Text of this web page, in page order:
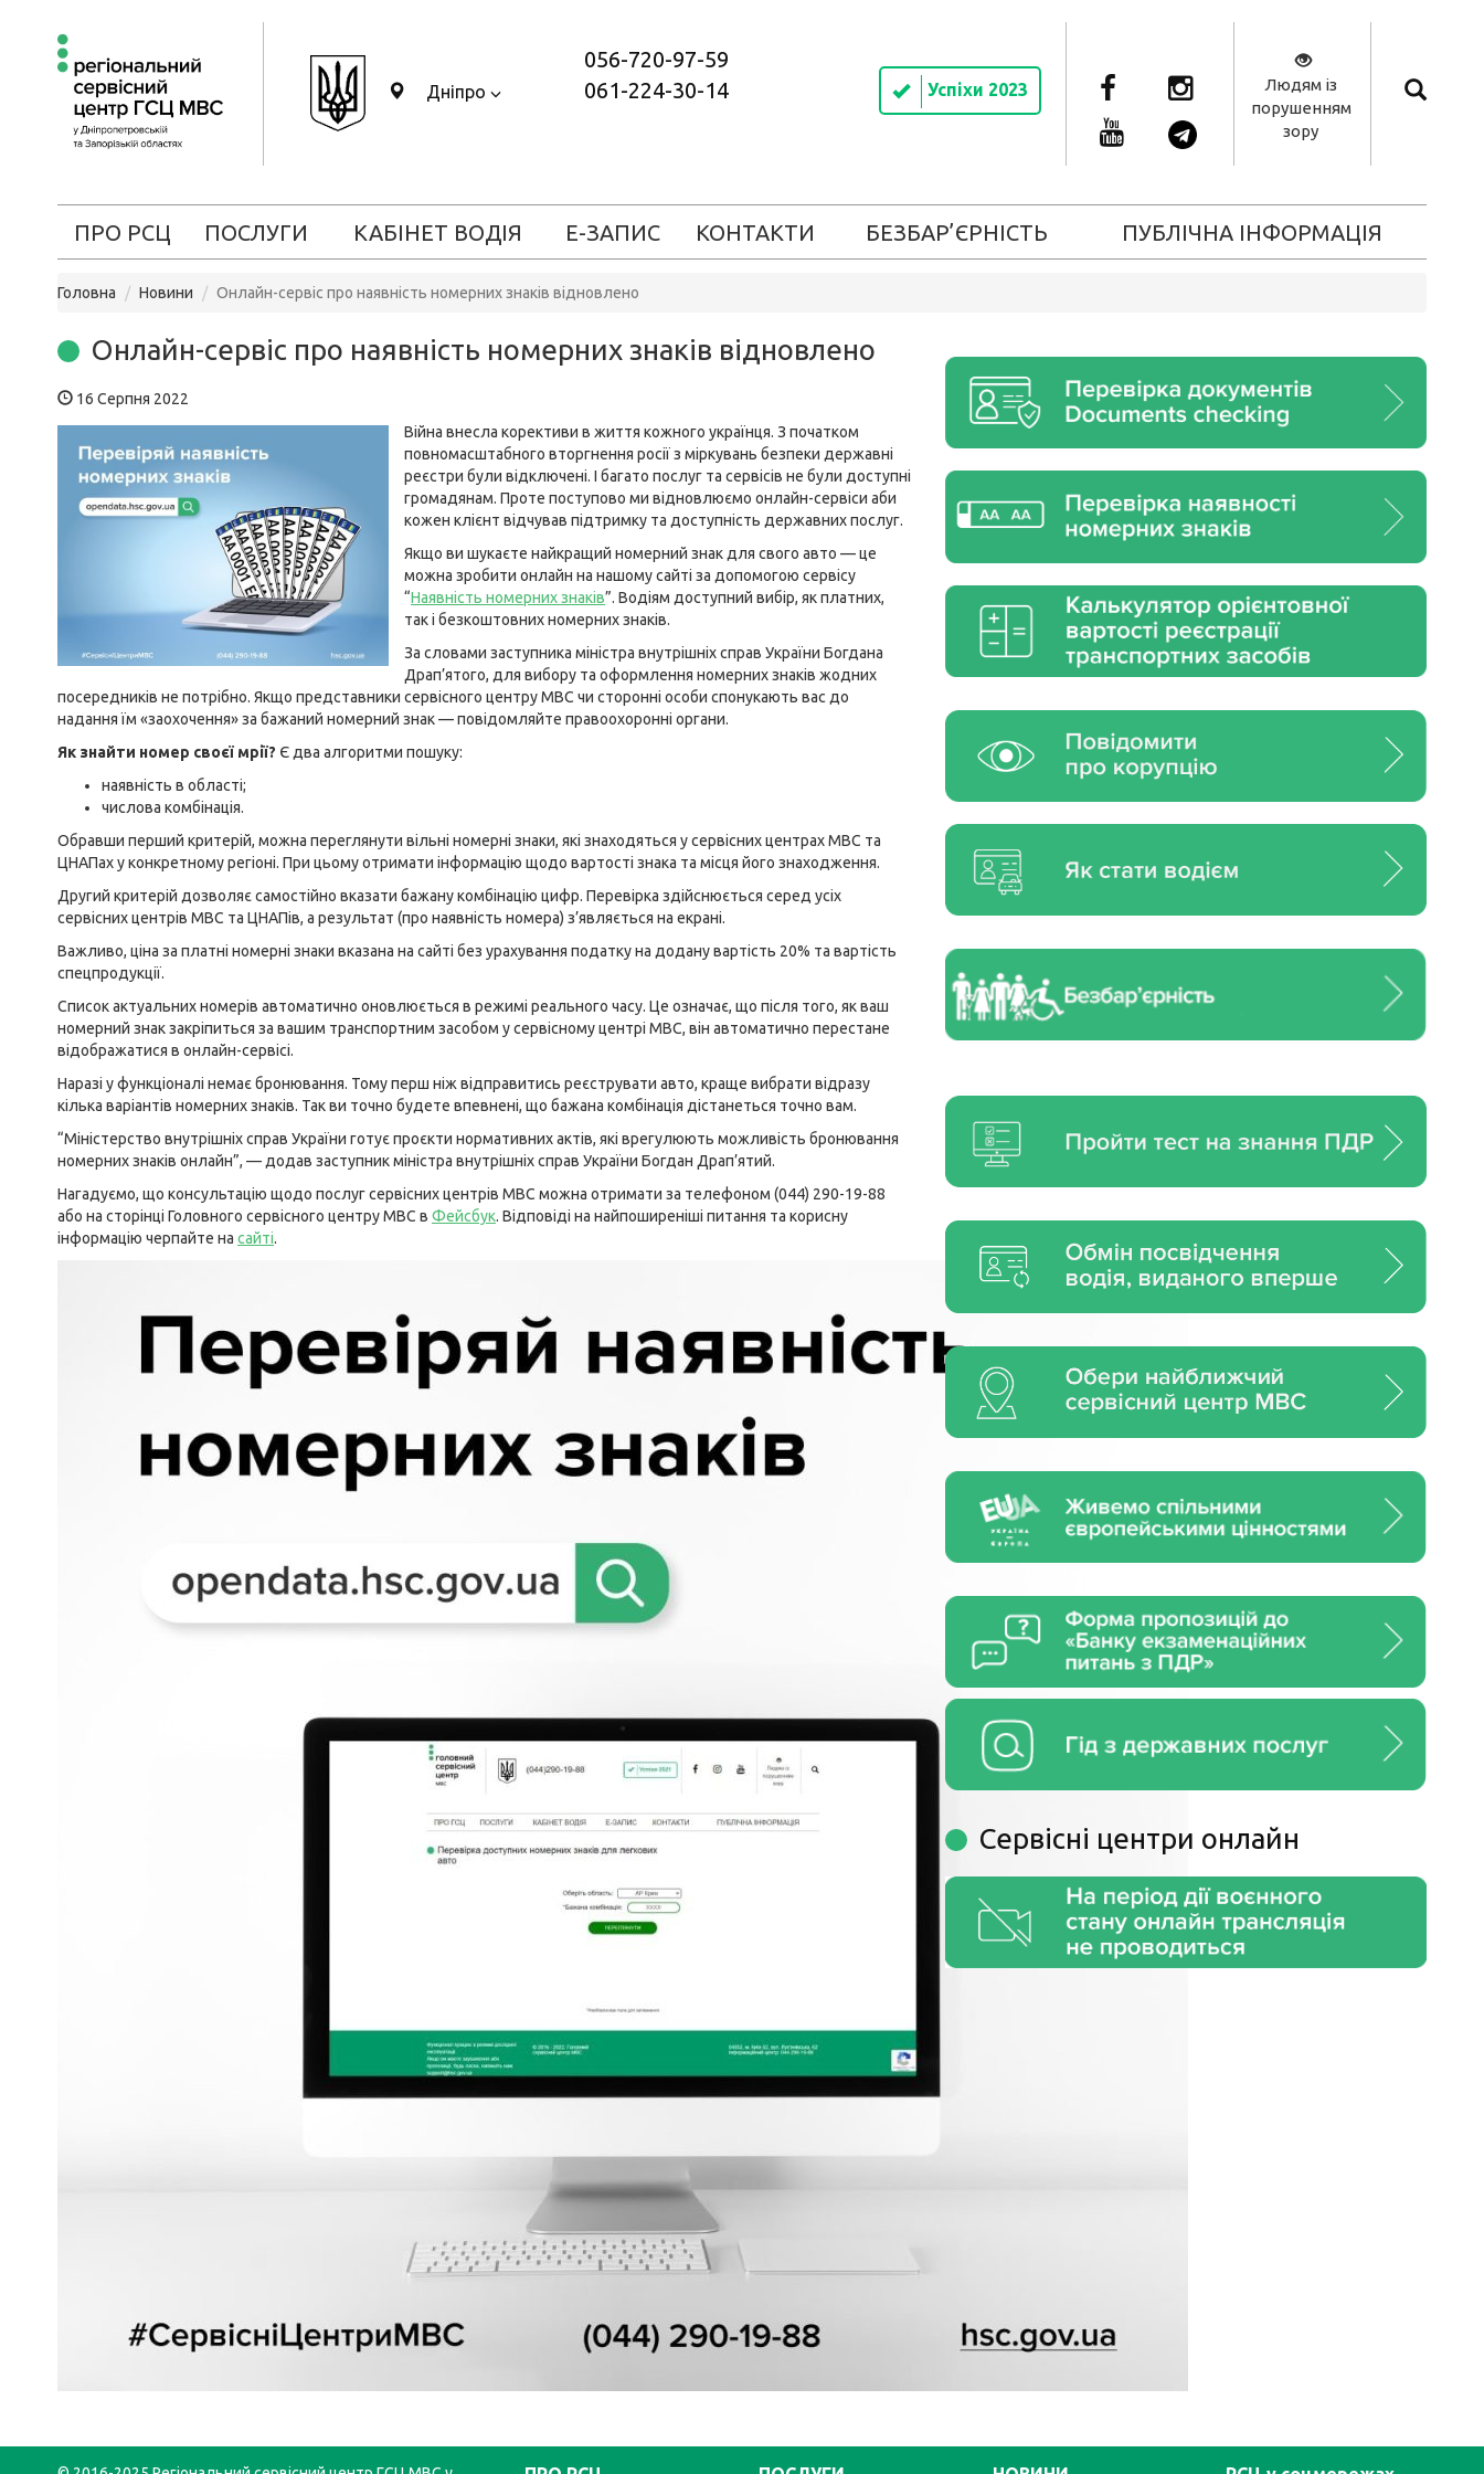
Дніпро
056-720-97-59
061-224-30-14
Успіхи 2023
Людям із
порушенням
зору
ПРО РСЦ ПОСЛУГИ КАБІНЕТ ВОДІЯ Е-ЗАПИС КОНТАКТИ БЕЗБАР’ЄРНІСТЬ ПУБЛІЧНА ІНФОРМАЦІЯ
Головна Новини Онлайн-сервіс про наявність номерних знаків відновлено
Онлайн-сервіс про наявність номерних знаків відновлено
16 Серпня 2022
Війна внесла корективи в життя кожного українця. З початком
повномасштабного вторгнення росії з міркувань безпеки державні
реєстри були відключені. І багато послуг та сервісів не були доступні
громадянам. Проте поступово ми відновлюємо онлайн-сервіси аби
кожен клієнт відчував підтримку та доступність державних послуг.
Якщо ви шукаєте найкращий номерний знак для свого авто — це
можна зробити онлайн на нашому сайті за допомогою сервісу
“Наявність номерних знаків”. Водіям доступний вибір, як платних,
так і безкоштовних номерних знаків.
За словами заступника міністра внутрішніх справ України Богдана
Драп’ятого, для вибору та оформлення номерних знаків жодних
посередників не потрібно. Якщо представники сервісного центру МВС чи сторонні особи спонукають вас до
надання їм «заохочення» за бажаний номерний знак — повідомляйте правоохоронні органи.
Як знайти номер своєї мрії? Є два алгоритми пошуку:
наявність в області;
числова комбінація.
Обравши перший критерій, можна переглянути вільні номерні знаки, які знаходяться у сервісних центрах МВС та
ЦНАПах у конкретному регіоні. При цьому отримати інформацію щодо вартості знака та місця його знаходження.
Другий критерій дозволяє самостійно вказати бажану комбінацію цифр. Перевірка здійснюється серед усіх
сервісних центрів МВС та ЦНАПів, а результат (про наявність номера) з’являється на екрані.
Важливо, ціна за платні номерні знаки вказана на сайті без урахування податку на додану вартість 20% та вартість
спецпродукції.
Список актуальних номерів автоматично оновлюється в режимі реального часу. Це означає, що після того, як ваш
номерний знак закріпиться за вашим транспортним засобом у сервісному центрі МВС, він автоматично перестане
відображатися в онлайн-сервісі.
Наразі у функціоналі немає бронювання. Тому перш ніж відправитись реєструвати авто, краще вибрати відразу
кілька варіантів номерних знаків. Так ви точно будете впевнені, що бажана комбінація дістанеться точно вам.
“Міністерство внутрішніх справ України готує проєкти нормативних актів, які врегулюють можливість бронювання
номерних знаків онлайн”, — додав заступник міністра внутрішніх справ України Богдан Драп’ятий.
Нагадуємо, що консультацію щодо послуг сервісних центрів МВС можна отримати за телефоном (044) 290-19-88
або на сторінці Головного сервісного центру МВС в Фейсбук. Відповіді на найпоширеніші питання та корисну
інформацію черпайте на сайті.
Сервiснi центри онлайн